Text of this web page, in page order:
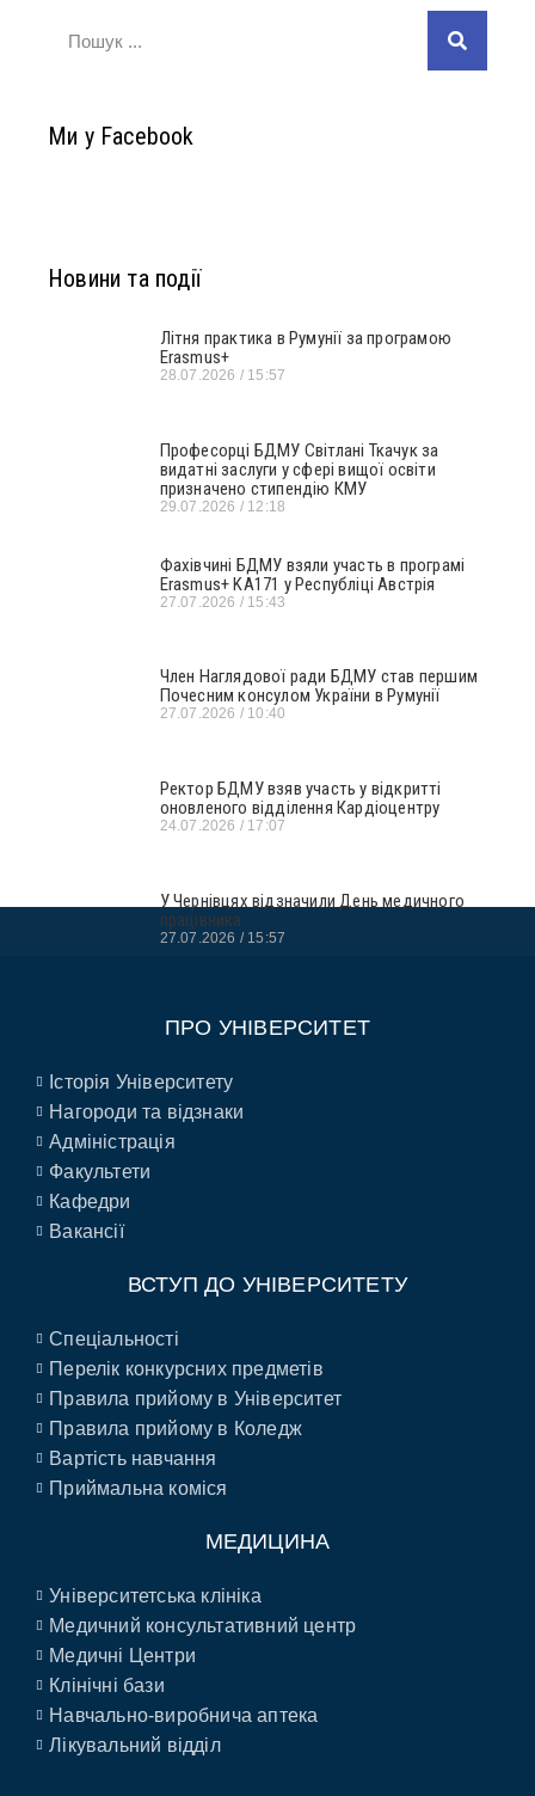
Ми у Facebook
Новини та події
Літня практика в Румунії за програмою
Erasmus+
28.07.2026 15:57
Професорці БДМУ Світлані Ткачук за
видатні заслуги у сфері вищої освіти
призначено стипендію КМУ
29.07.2026 12:18
Фахівчині БДМУ взяли участь в програмі
Erasmus+ KA171 у Республіці Австрія
27.07.2026 15:43
Член Наглядової ради БДМУ став першим
Почесним консулом України в Румунії
27.07.2026 10:40
Ректор БДМУ взяв участь у відкритті
оновленого відділення Кардіоцентру
24.07.2026 17:07
У Чернівцях відзначили День медичного
працівника
27.07.2026 15:57
ПРО УНІВЕРСИТЕТ
Історія Університету
Нагороди та відзнаки
Адміністрація
Факультети
Кафедри
Вакансії
ВСТУП ДО УНІВЕРСИТЕТУ
Спеціальності
Перелік конкурсних предметів
Правила прийому в Університет
Правила прийому в Коледж
Вартість навчання
Приймальна коміся
МЕДИЦИНА
Університетська клініка
Медичний консультативний центр
Медичні Центри
Клінічні бази
Навчально-виробнича аптека
Лікувальний відділ